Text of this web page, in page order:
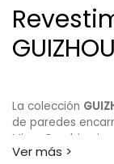
La colección
de paredes
Miao. Combina
motivos de seda